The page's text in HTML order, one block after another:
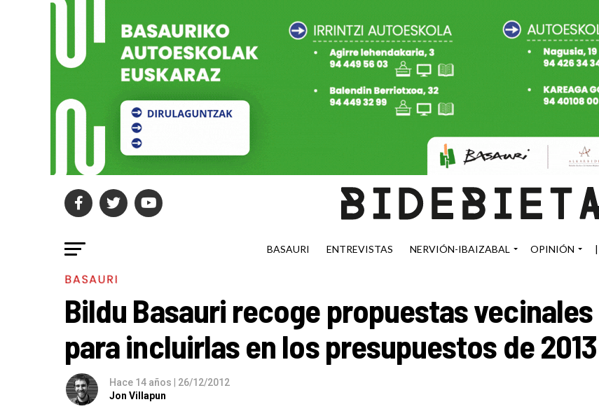
BASAURI ENTREVISTAS NERVIÓN-IBAIZABAL OPINIÓN |
BASAURI
Bildu Basauri recoge propuestas vecinales
para incluirlas en los presupuestos de 2013
Hace 14 años | 26/12/2012
Jon Villapun